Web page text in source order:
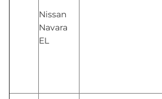
Nissan
Navara
EL